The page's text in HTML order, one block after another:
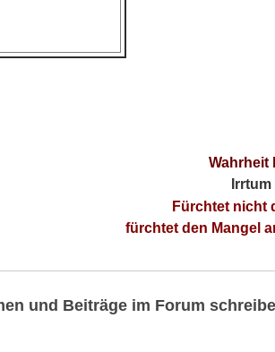
Wahrheit
Fürchtet nicht
fürchtet den Mangel
und Beiträge im Forum